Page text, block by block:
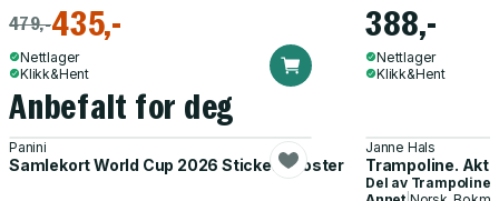
479,-435,-
Nettlager
Klikk&Hent
388,-
Nettlager
Klikk&Hent
Anbefalt for deg
Panini
Samlekort World Cup 2026 Sticker Booster
Janne Hals
Trampoline.
Del av Trampoline